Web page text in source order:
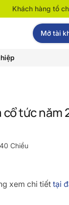
Khách hàng tổ
Mở tài
cổ tức năm
Chiều
xem chi tiết tại